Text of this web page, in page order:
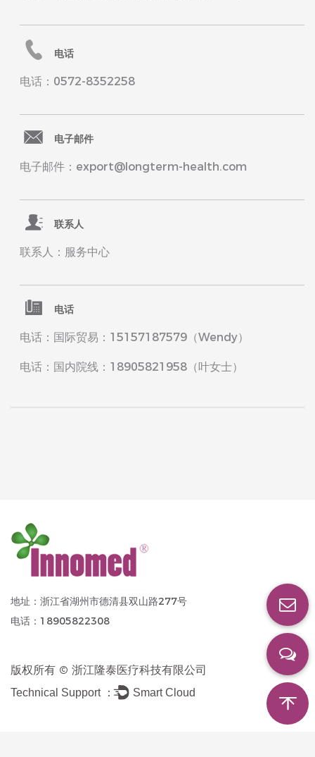
电话
电话：0572-8352258
电子邮件
电子邮件：export@longterm-health.com
联系人
联系人：服务中心
电话
电话：国际贸易：15157187579（Wendy）
电话：国内院线：18905821958（叶女士）
地址：浙江省湖州市德清县双山路277号
电话：18905822308
版权所有 © 浙江隆泰医疗科技有限公司
Technical Support ： Smart Cloud